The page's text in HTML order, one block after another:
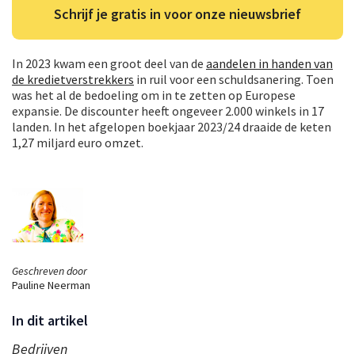
Geschreven door
Pauline Neerman
In dit artikel
Bedrijven
Schrijf je gratis in voor onze nieuwsbrief
In 2023 kwam een groot deel van de aandelen in handen van
de kredietverstrekkers in ruil voor een schuldsanering. Toen
was het al de bedoeling om in te zetten op Europese
expansie. De discounter heeft ongeveer 2.000 winkels in 17
landen. In het afgelopen boekjaar 2023/24 draaide de keten
1,27 miljard euro omzet.